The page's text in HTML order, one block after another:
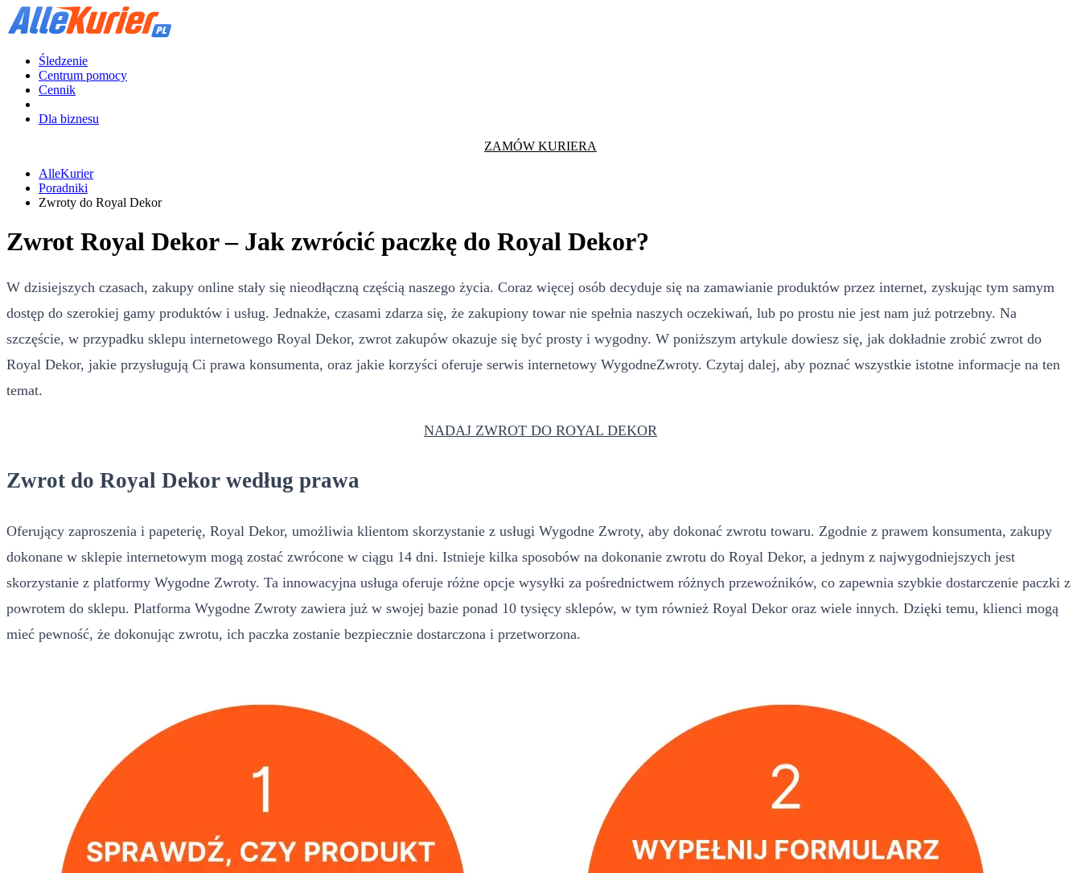
Śledzenie
Centrum pomocy
Cennik
Dla biznesu
ZAMÓW KURIERA
AlleKurier
Poradniki
Zwroty do Royal Dekor
Zwrot Royal Dekor – Jak zwrócić paczkę do Royal Dekor?
W dzisiejszych czasach, zakupy online stały się nieodłączną częścią naszego życia. Coraz więcej osób decyduje się na zamawianie produktów przez internet, zyskując tym samym
dostęp do szerokiej gamy produktów i usług. Jednakże, czasami zdarza się, że zakupiony towar nie spełnia naszych oczekiwań, lub po prostu nie jest nam już potrzebny. Na
szczęście, w przypadku sklepu internetowego Royal Dekor, zwrot zakupów okazuje się być prosty i wygodny. W poniższym artykule dowiesz się, jak dokładnie zrobić zwrot do
Royal Dekor, jakie przysługują Ci prawa konsumenta, oraz jakie korzyści oferuje serwis internetowy WygodneZwroty. Czytaj dalej, aby poznać wszystkie istotne informacje na ten
temat.
NADAJ ZWROT DO ROYAL DEKOR
Zwrot do Royal Dekor według prawa
Oferujący zaproszenia i papeterię, Royal Dekor, umożliwia klientom skorzystanie z usługi Wygodne Zwroty, aby dokonać zwrotu towaru. Zgodnie z prawem konsumenta, zakupy
dokonane w sklepie internetowym mogą zostać zwrócone w ciągu 14 dni. Istnieje kilka sposobów na dokonanie zwrotu do Royal Dekor, a jednym z najwygodniejszych jest
skorzystanie z platformy Wygodne Zwroty. Ta innowacyjna usługa oferuje różne opcje wysyłki za pośrednictwem różnych przewoźników, co zapewnia szybkie dostarczenie paczki z
powrotem do sklepu. Platforma Wygodne Zwroty zawiera już w swojej bazie ponad 10 tysięcy sklepów, w tym również Royal Dekor oraz wiele innych. Dzięki temu, klienci mogą
mieć pewność, że dokonując zwrotu, ich paczka zostanie bezpiecznie dostarczona i przetworzona.